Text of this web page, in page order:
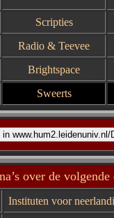
Scripties
Radio & Teevee
Brightspace
Sweerts
over de volgende
Instituten voor